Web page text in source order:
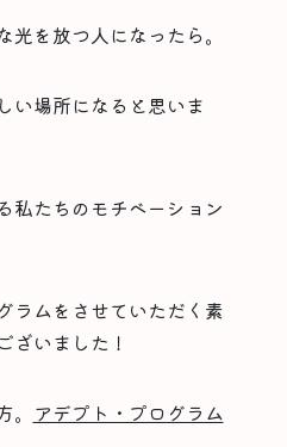
を放つ人になったら。
い場所になると思いま
私たちのモチベーション
ラムをさせていただく素
ざいました！
アデプト・プログラム